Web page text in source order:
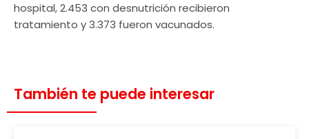
hospital, 2.453 con desnutrición recibieron
tratamiento y 3.373 fueron vacunados.
También te puede interesar